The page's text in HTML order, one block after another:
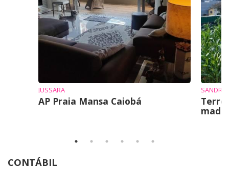
JUSSARA
AP Praia Mansa Caiobá
mad
CONTÁBIL